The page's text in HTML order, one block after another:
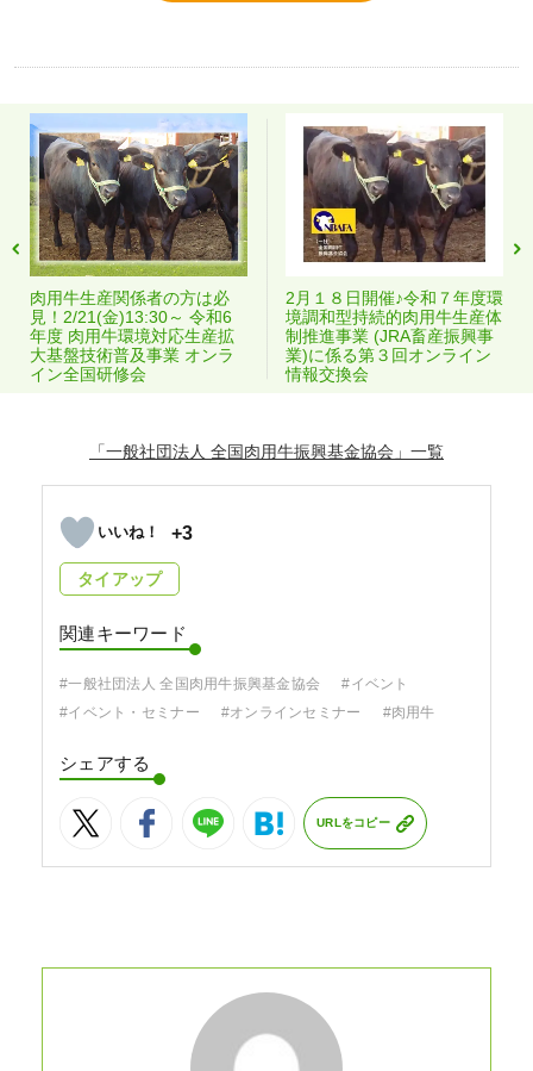
肉用牛生産関係者の方は必
見！2/21(金)13:30～ 令和6
年度 肉用牛環境対応生産拡
大基盤技術普及事業 オンラ
イン全国研修会
2月１８日開催♪令和７年度環
境調和型持続的肉用牛生産体
制推進事業 (JRA畜産振興事
業)に係る第３回オンライン
情報交換会
「一般社団法人 全国肉用牛振興基金協会」
+3
タイアップ
関連キーワード
#一般社団法人 全国肉用牛振興基金協会
#イベント
#イベント・セミナー
#オンラインセミナー #肉用牛
シェアする
URLをコピー